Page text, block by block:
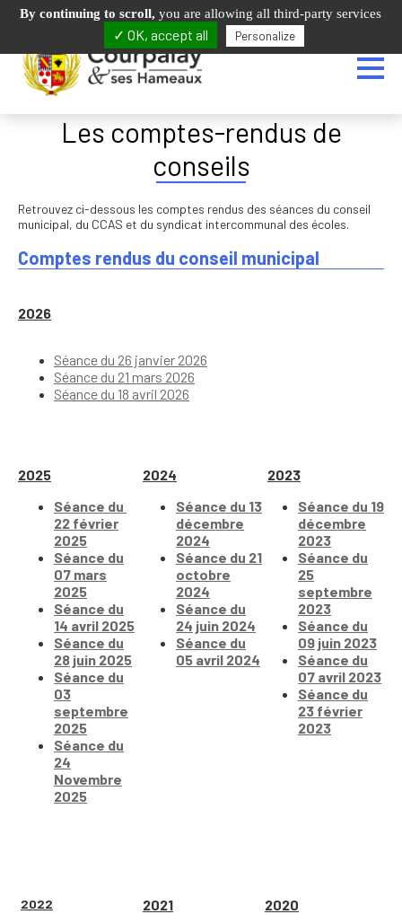
01.64.25.64.40 2 bis rue Champrenard - 77540 COURPALAY
Les comptes-rendus de
conseils
Retrouvez ci-dessous les comptes rendus des séances du conseil
municipal, du CCAS et du syndicat intercommunal des écoles.
Comptes rendus du conseil municipal
2026
Séance du 26 janvier 2026
Séance du 21 mars 2026
Séance du 18 avril 2026
2025
Séance du
22 février
2025
Séance du
07 mars
2025
Séance du
14 avril 2025
Séance du
28 juin 2025
Séance du
03
septembre
2025
Séance du
24
Novembre
2025
2024
Séance du 13
décembre
2024
Séance du 21
octobre
2024
Séance du
24 juin 2024
Séance du
05 avril 2024
2023
Séance du 19
décembre
2023
Séance du
25
septembre
2023
Séance du
09 juin 2023
Séance du
07 avril 2023
Séance du
23 février
2023
2022
2021 2020
By continuing to scroll, you are allowing all third-party services
✓ OK, accept all Personalize